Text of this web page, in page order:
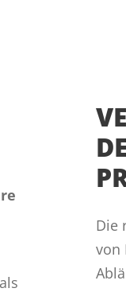
Die
von